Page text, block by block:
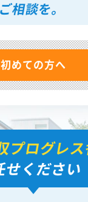
ご相談を。
初めての方へ
プログレ
せください